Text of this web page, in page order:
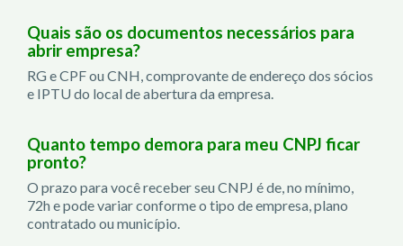
Quais são os documentos necessários para
abrir empresa?
RG e CPF ou CNH, comprovante de endereço dos sócios
e IPTU do local de abertura da empresa.
Quanto tempo demora para meu CNPJ ficar
pronto?
O prazo para você receber seu CNPJ é de, no mínimo,
72h e pode variar conforme o tipo de empresa, plano
contratado ou município.